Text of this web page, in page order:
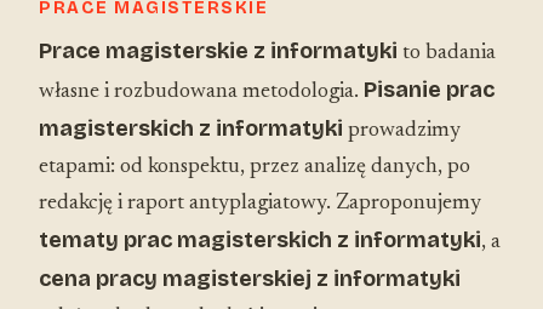
PRACE MAGISTERSKIE
Prace magisterskie z informatyki to badania
własne i rozbudowana metodologia. Pisanie prac
magisterskich z informatyki prowadzimy
etapami: od konspektu, przez analizę danych, po
redakcję i raport antyplagiatowy. Zaproponujemy
tematy prac magisterskich z informatyki, a
cena pracy magisterskiej z informatyki